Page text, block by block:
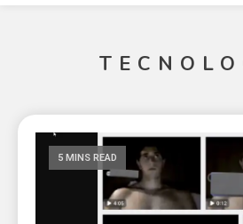
5 MINS READ